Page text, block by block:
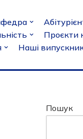
Проєкти
Наші
Пошук